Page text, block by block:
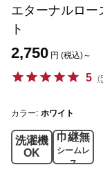
エターナルロー
ト
2,750 円 (税込)～
5
カラー: ホワイト
洗濯機
OK
巾継無
シームレ
ス